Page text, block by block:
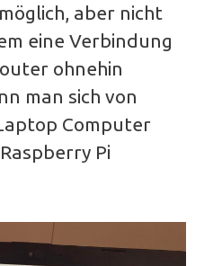
aber nicht
eine Verbindung
ohnehin
man sich von
Computer
Pi